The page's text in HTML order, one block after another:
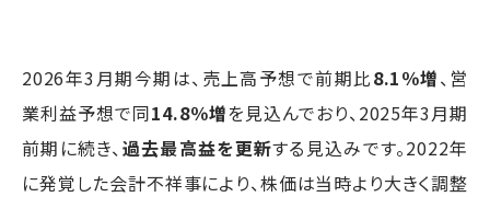
2026年3月期今期は、売上高予想で前期比8.1％増、営
業利益予想で同14.8％増を見込んでおり、2025年3月期
前期に続き、過去最高益を更新する見込みです。2022年
に発覚した会計不祥事により、株価は当時より大きく調整